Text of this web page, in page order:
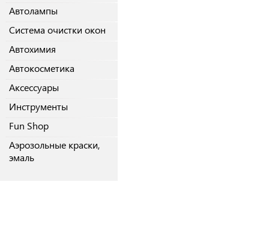
Автолампы
Система очистки окон
Автохимия
Автокосметика
Аксессуары
Инструменты
Fun Shop
Аэрозольные краски,
эмаль